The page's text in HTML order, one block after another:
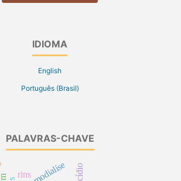
IDIOMA
English
Português (Brasil)
PALAVRAS-CHAVE
rins